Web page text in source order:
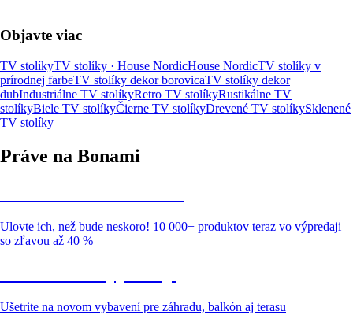
Objavte viac
TV stolíkyTV stolíky · House NordicHouse NordicTV stolíky v
prírodnej farbeTV stolíky dekor borovicaTV stolíky dekor
dubIndustriálne TV stolíkyRetro TV stolíkyRustikálne TV
stolíkyBiele TV stolíkyČierne TV stolíkyDrevené TV stolíkySklenené
TV stolíky
Práve na Bonami
Ulovte ich, než bude neskoro! 10 000+ produktov teraz vo výpredaji
so zľavou až 40 %
Ušetrite na novom vybavení pre záhradu, balkón aj terasu